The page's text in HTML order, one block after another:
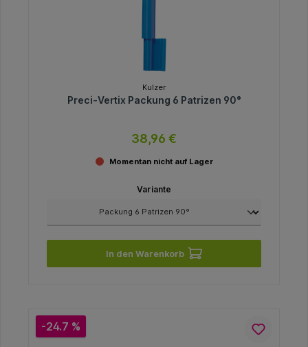
Kulzer
Preci-Vertix Packung 6 Patrizen 90°
38,96 €
Momentan nicht auf Lager
Variante
In den Warenkorb
-24.7 %